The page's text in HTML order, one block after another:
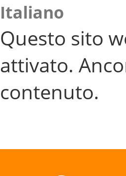
Italiano
Questo sito
attivato.
contenuto.